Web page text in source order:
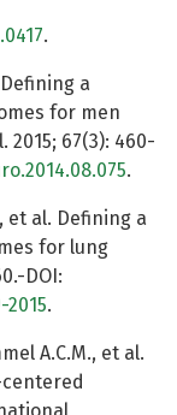
.
a
for men
67(3): 460-
.
et al. Defining a
for lung
DOI:
.
A.C.M., et al.